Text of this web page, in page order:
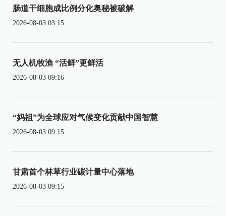
肠道干细胞成比例分化奥秘被破解
2026-08-03 03:15
无人机牧渔 “活鲜”更鲜活
2026-08-03 09:16
“妈祖”为全球应对气候变化贡献中国智慧
2026-08-03 09:15
甘肃首个林草行业碳计量中心落地
2026-08-03 09:15